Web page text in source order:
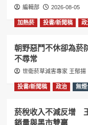
編輯部 2026-08-05
加熱菸 投書/新聞稿 政
朝野惡鬥不休卻為
不尋常
世衛菸草減害專家 王郁揚
投書/新聞稿 政治 無煙
菸稅收入不減反增
銷量與黑市雙贏